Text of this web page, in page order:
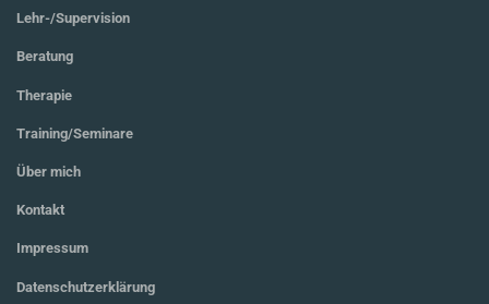
Lehr-/Supervision
Beratung
Therapie
Training/Seminare
Über mich
Kontakt
Impressum
Datenschutzerklärung